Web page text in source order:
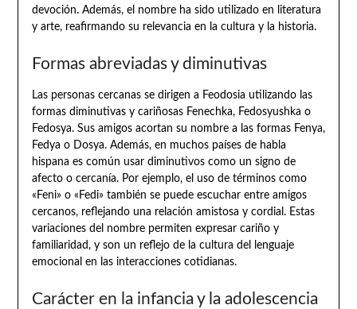
devoción. Además, el nombre ha sido utilizado en literatura
y arte, reafirmando su relevancia en la cultura y la historia.
Formas abreviadas y diminutivas
Las personas cercanas se dirigen a Feodosia utilizando las
formas diminutivas y cariñosas Fenechka, Fedosyushka o
Fedosya. Sus amigos acortan su nombre a las formas Fenya,
Fedya o Dosya. Además, en muchos países de habla
hispana es común usar diminutivos como un signo de
afecto o cercanía. Por ejemplo, el uso de términos como
«Feni» o «Fedi» también se puede escuchar entre amigos
cercanos, reflejando una relación amistosa y cordial. Estas
variaciones del nombre permiten expresar cariño y
familiaridad, y son un reflejo de la cultura del lenguaje
emocional en las interacciones cotidianas.
Carácter en la infancia y la adolescencia